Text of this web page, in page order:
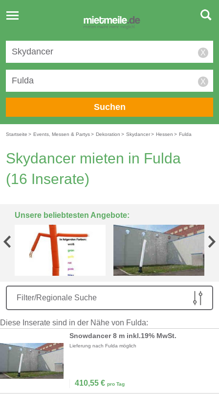
Toggle
navigation
X
X
Suchen
Startseite > Events, Messen & Partys> Dekoration > Skydancer> Hessen > Fulda
Skydancer mieten in Fulda
(16 Inserate)
Unsere beliebtesten Angebote:
Filter/Regionale Suche
Diese Inserate sind in der Nähe von Fulda:
Snowdancer 8 m inkl.19% MwSt.
Lieferung nach Fulda möglich
410,55 € pro Tag